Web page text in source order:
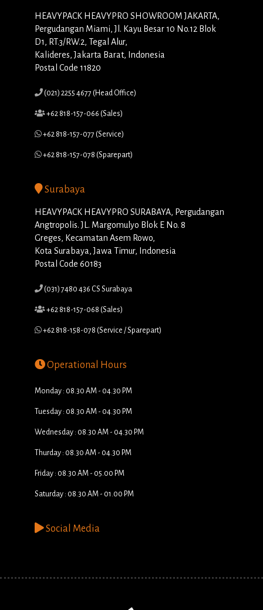
HEAVYPACK HEAVYPRO SHOWROOM JAKARTA,
Pergudangan Miami, Jl. Kayu Besar 10 No.12 Blok
D1, RT.3/RW.2, Tegal Alur,
Kalideres, Jakarta Barat, Indonesia
Postal Code 11820
(021) 2255 4677 (Head Office)
+62 818-157-066 (Sales)
+62 818-157-077 (Service)
+62 818-157-078 (Sparepart)
Surabaya
HEAVYPACK HEAVYPRO SURABAYA, Pergudangan
Angtropolis. JL. Margomulyo Blok E No. 8
Greges, Kecamatan Asem Rowo,
Kota Surabaya, Jawa Timur, Indonesia
Postal Code 60183
(031) 7480 436 CS Surabaya
+62 818-157-068 (Sales)
+62 818-158-078 (Service / Sparepart)
Operational Hours
Monday : 08.30 AM - 04.30 PM
Tuesday : 08.30 AM - 04.30 PM
Wednesday : 08.30 AM - 04.30 PM
Thurday : 08.30 AM - 04.30 PM
Friday : 08.30 AM - 05.00 PM
Saturday : 08.30 AM - 01.00 PM
Social Media